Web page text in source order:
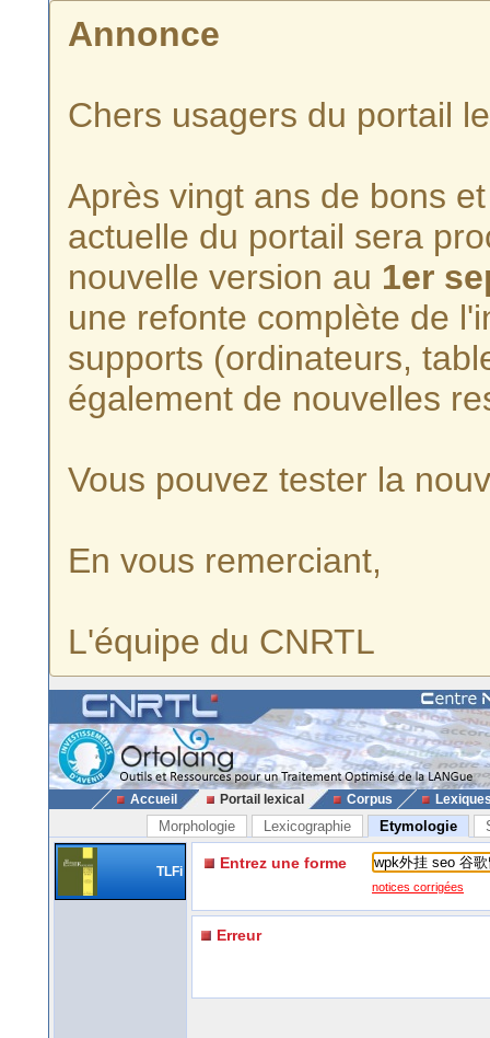
Annonce
Chers usagers du portail
Après vingt ans de bons
actuelle du portail sera
nouvelle version au 1er
une refonte complète de
supports (ordinateurs,
également de nouvelles
Vous pouvez tester la
En vous remerciant,
L'équipe du CNRTL
Accueil Portail lexical Corpus
Morphologie Lexicographie Etymologie
TLFi Entrez une forme
notices corrigées
Erreur